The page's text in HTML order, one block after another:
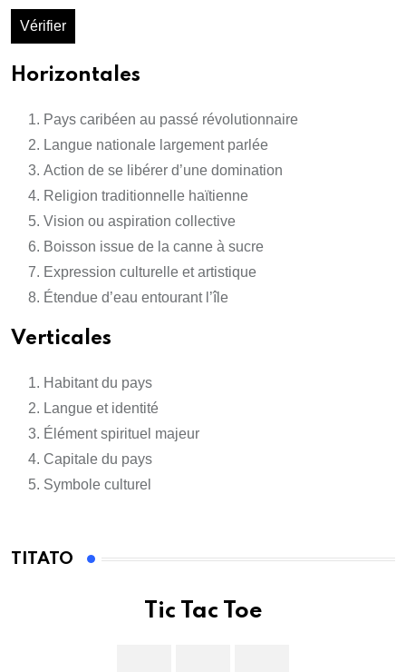
Vérifier
Horizontales
Pays caribéen au passé révolutionnaire
Langue nationale largement parlée
Action de se libérer d’une domination
Religion traditionnelle haïtienne
Vision ou aspiration collective
Boisson issue de la canne à sucre
Expression culturelle et artistique
Étendue d’eau entourant l’île
Verticales
Habitant du pays
Langue et identité
Élément spirituel majeur
Capitale du pays
Symbole culturel
TITATO
Tic Tac Toe